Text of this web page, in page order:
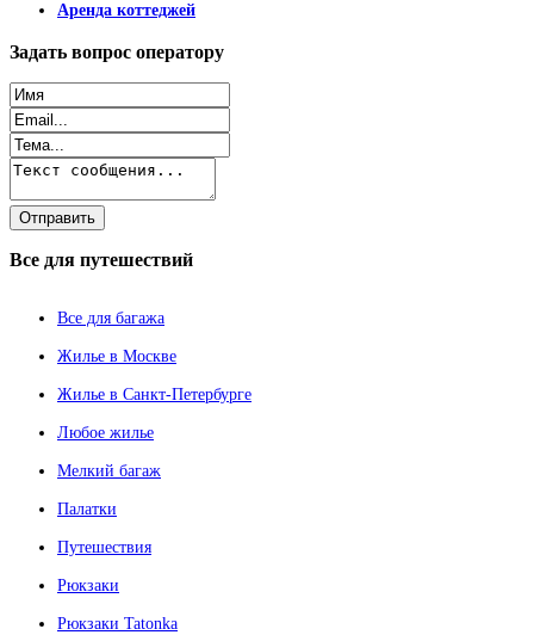
Аренда коттеджей
Задать вопрос оператору
Все для путешествий
Все для багажа
Жилье в Москве
Жилье в Санкт-Петербурге
Любое жилье
Мелкий багаж
Палатки
Путешествия
Рюкзаки
Рюкзаки Tatonka